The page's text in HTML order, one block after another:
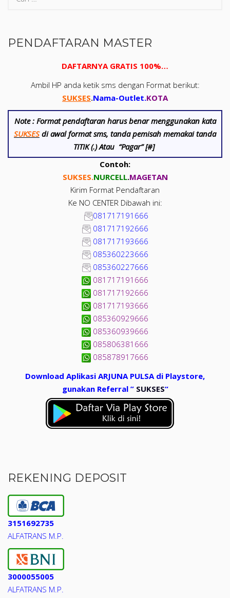
PENDAFTARAN MASTER
DAFTARNYA GRATIS 100%…
Ambil HP anda ketik sms dengan Format berikut:
SUKSES.Nama-Outlet.KOTA
Note : Format pendaftaran harus benar menggunakan kata
SUKSESdi awal format sms, tanda pemisah memakai tanda
TITIK (.) Atau “Pagar” [#]
Contoh:
SUKSES.NURCELL.MAGETAN
Kirim Format Pendaftaran
Ke NO CENTER Dibawah ini:
081717191666
081717192666
081717193666
085360223666
085360227666
081717191666
081717192666
081717193666
085360929666
085360939666
085806381666
085878917666
Download Aplikasi ARJUNA PULSA di Playstore,
gunakan Referral ” SUKSES“
REKENING DEPOSIT
3151692735
ALFATRANS M.P.
3000055005
ALFATRANS M.P.